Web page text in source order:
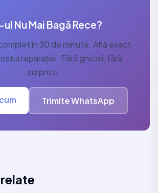
Nu Mai Bagă Rece?
în 30 de minute. Află exact
reparației. Fără ghiceli, fără
surprize.
Trimite WhatsApp